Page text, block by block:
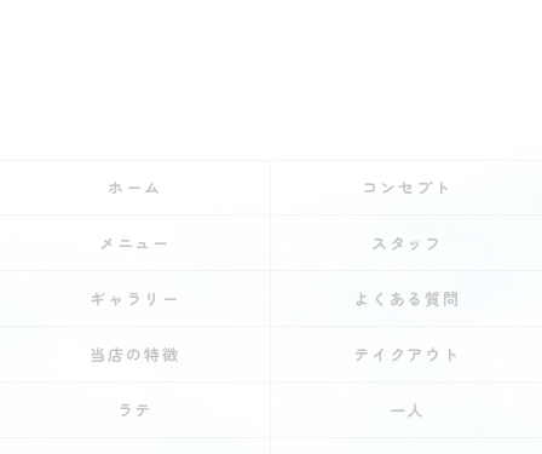
ホーム コンセプト
メニュー スタッフ
ギャラリー よくある質問
当店の特徴 テイクアウト
ラテ 一人